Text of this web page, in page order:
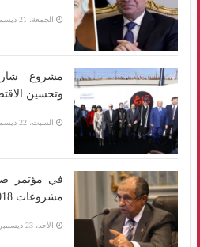
الجمعة، 21 ديسمبر 2018 10:19 م
وتحسين
السبت، 22 ديسمبر 2018 01:00 م
في مؤتمر
مشروعات 2018 التنموية
الأحد، 23 ديسمبر 2018 06:00 م